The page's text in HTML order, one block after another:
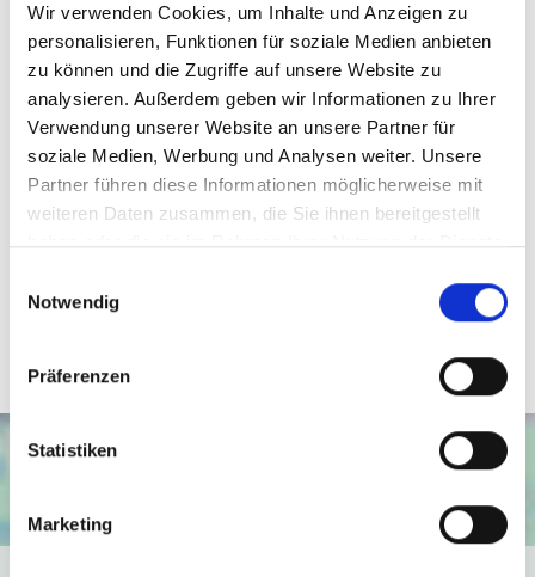
Wir verwenden Cookies, um Inhalte und Anzeigen zu
personalisieren, Funktionen für soziale Medien anbieten
zu können und die Zugriffe auf unsere Website zu
analysieren. Außerdem geben wir Informationen zu Ihrer
Verwendung unserer Website an unsere Partner für
soziale Medien, Werbung und Analysen weiter. Unsere
Partner führen diese Informationen möglicherweise mit
weiteren Daten zusammen, die Sie ihnen bereitgestellt
haben oder die sie im Rahmen Ihrer Nutzung der Dienste
Notwendig
Präferenzen
Statistiken
Marketing
Carport und einen weiteren PKW-Außen-Stellplatz für
die Mieter.
Ansprechpartner
Daniel Behrendt
behrendt@wb-immobilien.de